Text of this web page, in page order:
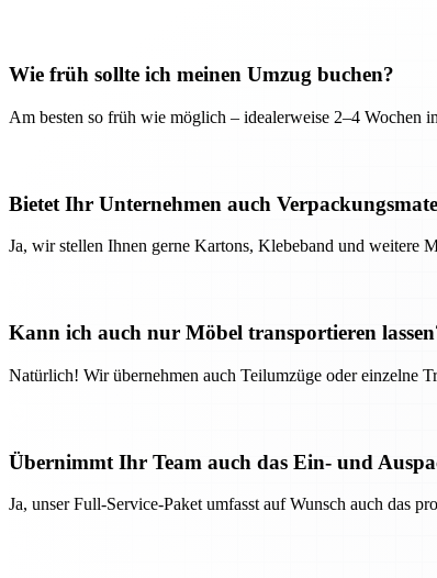
Wie früh sollte ich meinen Umzug buchen?
Am besten so früh wie möglich – idealerweise 2–4 Wochen
Bietet Ihr Unternehmen auch
Ja, wir stellen Ihnen gerne Kartons, Klebeband und weitere
Kann ich auch nur Möbel transportieren
Natürlich! Wir übernehmen auch Teilumzüge oder einzelne
Übernimmt Ihr Team auch das Ein- und
Ja, unser Full-Service-Paket umfasst auf Wunsch auch das